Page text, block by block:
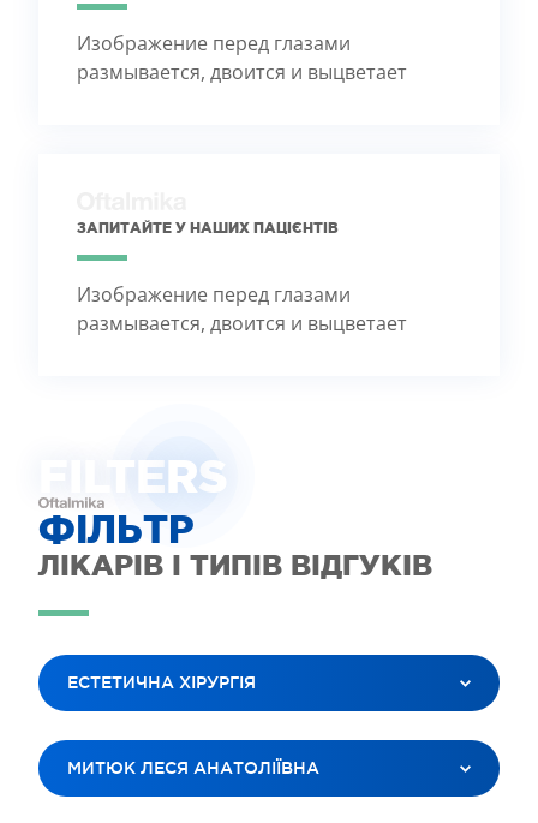
Изображение перед глазами
размывается, двоится и выцветает
ЗАПИТАЙТЕ У НАШИХ ПАЦІЄНТІВ
Изображение перед глазами
размывается, двоится и выцветает
FILTERS
ФІЛЬТР
ЛІКАРІВ І ТИПІВ ВІДГУКІВ
ЕСТЕТИЧНА ХІРУРГІЯ
ВСІ ПОСЛУГИ
ЛАЗЕРНА КОРЕКЦІЯ ЗОРУ
МИТЮК ЛЕСЯ АНАТОЛІЇВНА